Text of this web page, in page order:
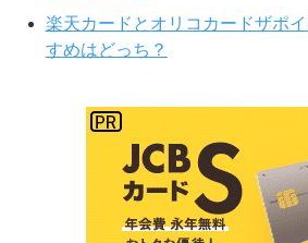
楽天カードとオリコカードザポ
すめはどっち？